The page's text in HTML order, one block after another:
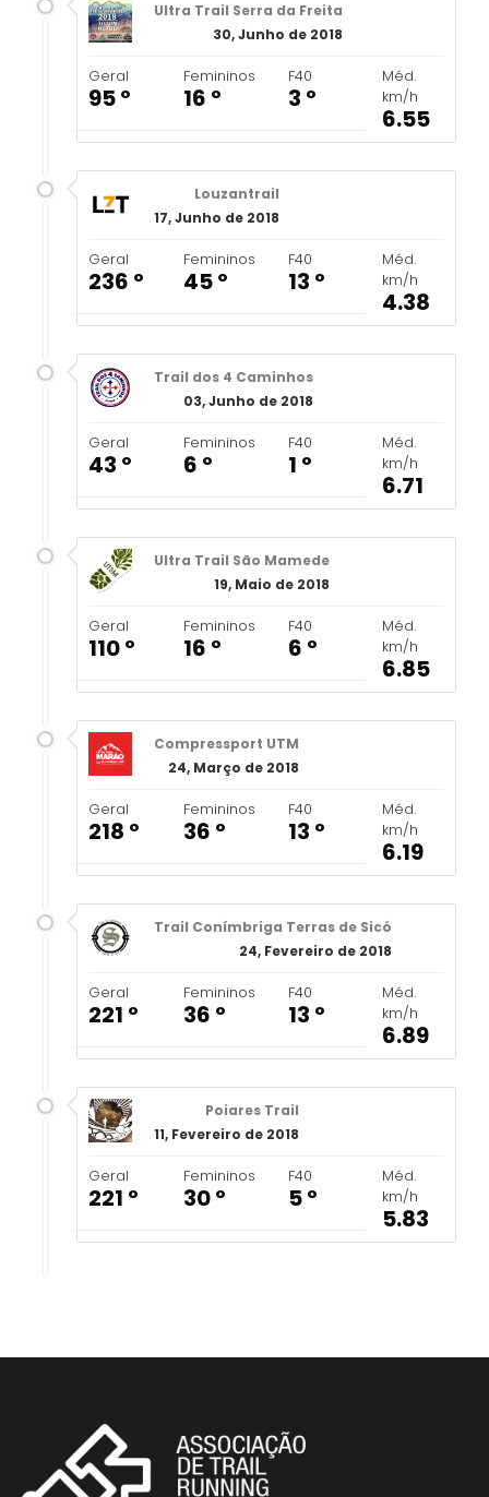
Ultra Trail Serra da Freita
30, Junho de 2018
Geral
95 º
Femininos
16 º
F40
3 º
Méd.
km/h
6.55
Louzantrail
17, Junho de 2018
Geral
236 º
Femininos
45 º
F40
13 º
Méd.
km/h
4.38
Trail dos 4 Caminhos
03, Junho de 2018
Geral
43 º
Femininos
6 º
F40
1 º
Méd.
km/h
6.71
Ultra Trail São Mamede
19, Maio de 2018
Geral
110 º
Femininos
16 º
F40
6 º
Méd.
km/h
6.85
Compressport UTM
24, Março de 2018
Geral
218 º
Femininos
36 º
F40
13 º
Méd.
km/h
6.19
Trail Conímbriga Terras de Sicó
24, Fevereiro de 2018
Geral
221 º
Femininos
36 º
F40
13 º
Méd.
km/h
6.89
Poiares Trail
11, Fevereiro de 2018
Geral
221 º
Femininos
30 º
F40
5 º
Méd.
km/h
5.83